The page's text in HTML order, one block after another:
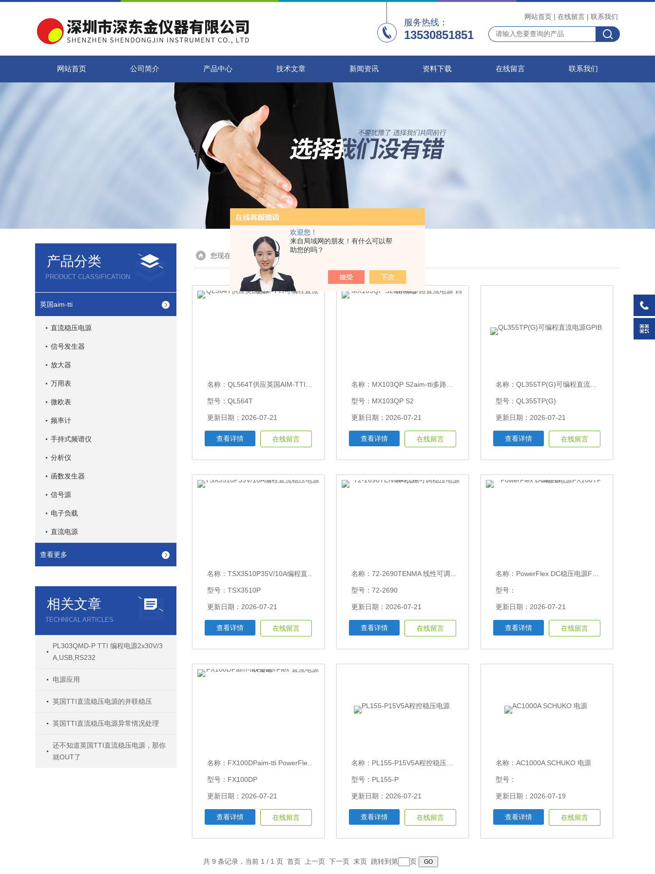
欢迎您！
来自局域网的朋友！有什么可以帮
助您的吗？
网站首页 | 在线留言 | 联系我们
服务热线：
13530851851
网站首页 公司简介 产品中心 技术文章 新闻资讯 资料下载 在线留言 联系我们
产品分类
PRODUCT CLASSIFICATION
英国aim-tti
直流稳压电源
信号发生器
放大器
万用表
微欧表
频率计
手持式频谱仪
分析仪
函数发生器
信号源
电子负载
直流电源
查看更多
相关文章
TECHNICAL ARTICLES
PL303QMD-P TTI 编程电源2x30V/3
A,USB,RS232
电源应用
英国TTI直流稳压电源的并联稳压
英国TTI直流稳压电源异常情况处理
还不知道英国TTI直流稳压电源，那你
就OUT了
您现在的位置：首页> 产品展示 > 英国aim-tti
名称： QL564T供应英国AIM-TTI可编程直流电源
型号：QL564T
更新日期：2026-07-21
查看详情 在线留言
名称： MX103QP S2aim-tti多路直流电源 四路输出
型号：MX103QP S2
更新日期：2026-07-21
查看详情 在线留言
名称： QL355TP(G)可编程直流电源GPIB
型号：QL355TP(G)
更新日期：2026-07-21
查看详情 在线留言
名称： TSX3510P35V/10A编程直流稳压电源
型号：TSX3510P
更新日期：2026-07-21
查看详情 在线留言
名称： 72-2690TENMA 线性可调稳压电源 30V, 5A
型号：72-2690
更新日期：2026-07-21
查看详情 在线留言
名称： PowerFlex DC稳压电源FX100TP aim-tti
型号：
更新日期：2026-07-21
查看详情 在线留言
名称： FX100DPaim-tti PowerFlex 直流电源双通道
型号：FX100DP
更新日期：2026-07-21
查看详情 在线留言
名称： PL155-P15V5A程控稳压电源
型号：PL155-P
更新日期：2026-07-21
查看详情 在线留言
名称： AC1000A SCHUKO 电源
型号：
更新日期：2026-07-19
查看详情 在线留言
共 9 条记录，当前 1 / 1 页 首页 上一页 下一页 末页 跳转到第 页